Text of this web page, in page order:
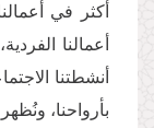
أكثر في
أعمالنا
أنشطتنا
بأرواحنا،